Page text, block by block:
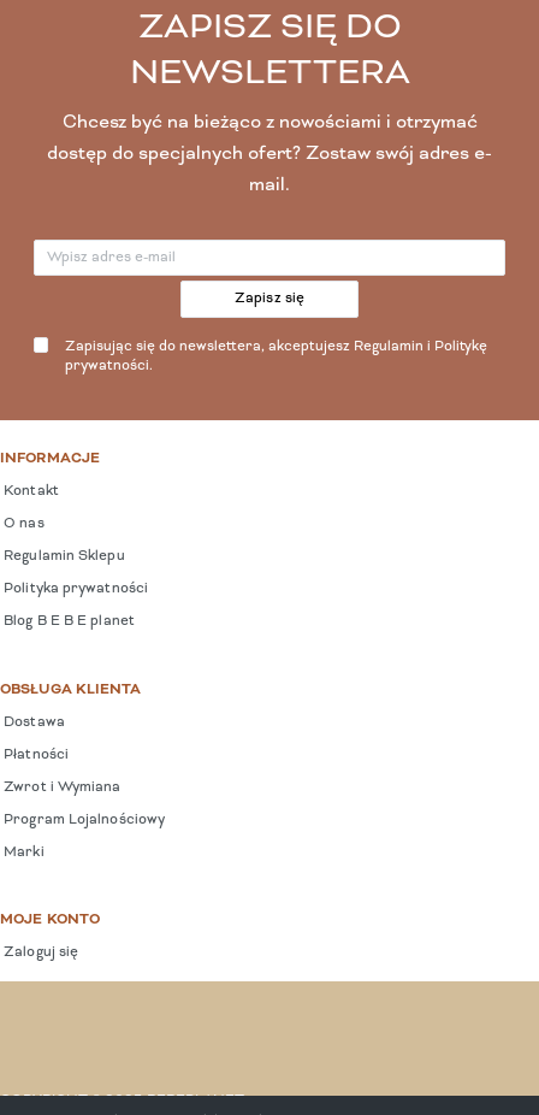
ZAPISZ SIĘ DO
NEWSLETTERA
Chcesz być na bieżąco z nowościami i otrzymać
dostęp do specjalnych ofert? Zostaw swój adres e-
mail.
Zapisz się
Zapisując się do newslettera, akceptujesz Regulamin i Politykę
prywatności.
INFORMACJE
Kontakt
O nas
Regulamin Sklepu
Polityka prywatności
Blog B E B E planet
OBSŁUGA KLIENTA
Dostawa
Płatności
Zwrot i Wymiana
Program Lojalnościowy
Marki
MOJE KONTO
Zaloguj się
COPYRIGHT © 2025 BEBEPLANET.